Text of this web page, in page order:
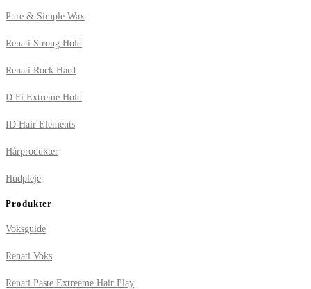
Pure & Simple Wax
Renati Strong Hold
Renati Rock Hard
D:Fi Extreme Hold
ID Hair Elements
Hårprodukter
Hudpleje
Produkter
Voksguide
Renati Voks
Renati Paste Extreeme Hair Play